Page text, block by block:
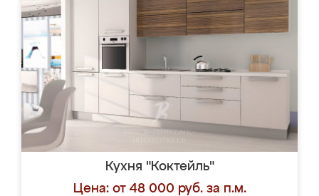
Кухня "Коктейль"
Цена: от 48 000 руб. за п.м.